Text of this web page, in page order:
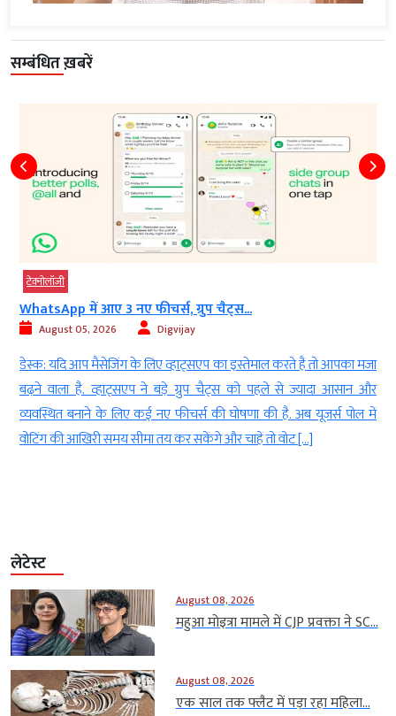
सम्बंधित ख़बरें
टेक्‍नोलॉजी
WhatsApp में आए 3 नए फीचर्स, ग्रुप चैट्स...
August 05, 2026 Digvijay
डेस्क: यदि आप मैसेजिंग के लिए व्हाट्सएप का इस्तेमाल करते हैं तो आपका मजा
बढ़ने वाला है. व्हाट्सएप ने बड़े ग्रुप चैट्स को पहले से ज्यादा आसान और
व्यवस्थित बनाने के लिए कई नए फीचर्स की घोषणा की है. अब यूजर्स पोल में
वोटिंग की आखिरी समय सीमा तय कर सकेंगे और चाहें तो वोट […]
लेटेस्ट
August 08, 2026
महुआ मोइत्रा मामले में CJP प्रवक्ता ने SC...
August 08, 2026
एक साल तक फ्लैट में पड़ा रहा महिला...